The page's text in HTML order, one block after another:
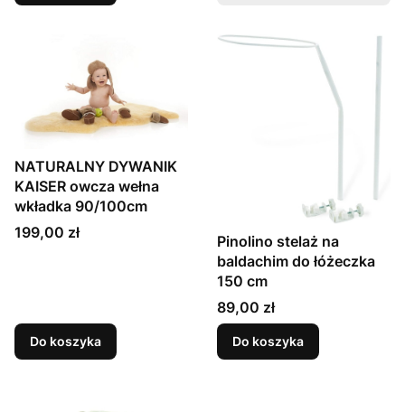
NATURALNY DYWANIK
KAISER owcza wełna
wkładka 90/100cm
Cena
199,00 zł
Do koszyka
Pinolino stelaż na
baldachim do łóżeczka
150 cm
Cena
89,00 zł
Do koszyka